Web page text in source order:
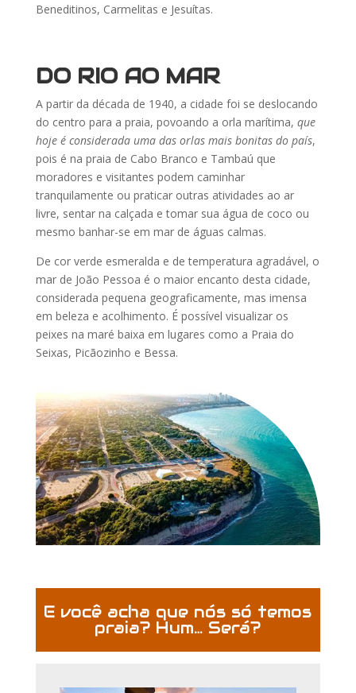
Beneditinos, Carmelitas e Jesuítas.
DO RIO AO MAR
A partir da década de 1940, a cidade foi se deslocando
do centro para a praia, povoando a orla marítima, que
hoje é considerada uma das orlas mais bonitas do país,
pois é na praia de Cabo Branco e Tambaú que
moradores e visitantes podem caminhar
tranquilamente ou praticar outras atividades ao ar
livre, sentar na calçada e tomar sua água de coco ou
mesmo banhar-se em mar de águas calmas.
De cor verde esmeralda e de temperatura agradável, o
mar de João Pessoa é o maior encanto desta cidade,
considerada pequena geograficamente, mas imensa
em beleza e acolhimento. É possível visualizar os
peixes na maré baixa em lugares como a Praia do
Seixas, Picãozinho e Bessa.
E você acha que nós só temos
praia? Hum… Será?